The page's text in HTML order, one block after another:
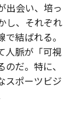
出会い、培っ
し、それぞれ
結ばれる。
人脈が「可視
だ。特に、
スポーツビジ